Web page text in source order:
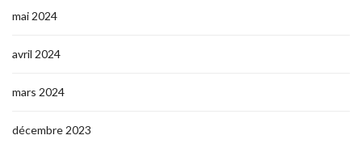
mai 2024
avril 2024
mars 2024
décembre 2023